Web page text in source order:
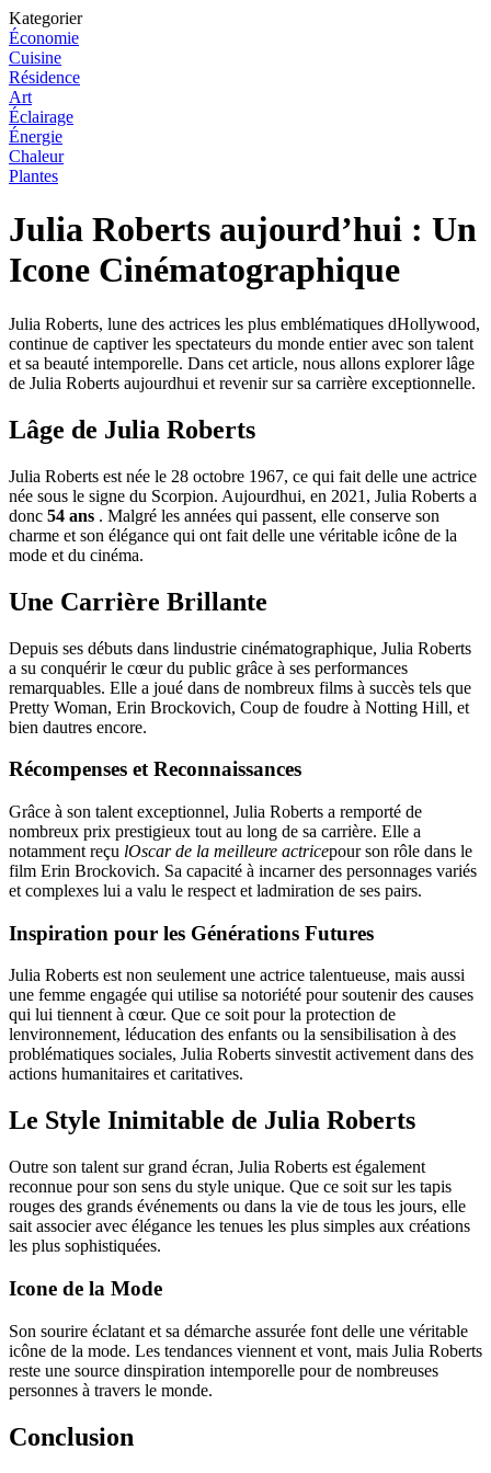
Kategorier
Économie
Cuisine
Résidence
Art
Éclairage
Énergie
Chaleur
Plantes
Julia Roberts aujourd’hui : Un
Icone Cinématographique
Julia Roberts, lune des actrices les plus emblématiques dHollywood,
continue de captiver les spectateurs du monde entier avec son talent
et sa beauté intemporelle. Dans cet article, nous allons explorer lâge
de Julia Roberts aujourdhui et revenir sur sa carrière exceptionnelle.
Lâge de Julia Roberts
Julia Roberts est née le 28 octobre 1967, ce qui fait delle une actrice
née sous le signe du Scorpion. Aujourdhui, en 2021, Julia Roberts a
donc 54 ans . Malgré les années qui passent, elle conserve son
charme et son élégance qui ont fait delle une véritable icône de la
mode et du cinéma.
Une Carrière Brillante
Depuis ses débuts dans lindustrie cinématographique, Julia Roberts
a su conquérir le cœur du public grâce à ses performances
remarquables. Elle a joué dans de nombreux films à succès tels que
Pretty Woman, Erin Brockovich, Coup de foudre à Notting Hill, et
bien dautres encore.
Récompenses et Reconnaissances
Grâce à son talent exceptionnel, Julia Roberts a remporté de
nombreux prix prestigieux tout au long de sa carrière. Elle a
notamment reçu lOscar de la meilleure actricepour son rôle dans le
film Erin Brockovich. Sa capacité à incarner des personnages variés
et complexes lui a valu le respect et ladmiration de ses pairs.
Inspiration pour les Générations Futures
Julia Roberts est non seulement une actrice talentueuse, mais aussi
une femme engagée qui utilise sa notoriété pour soutenir des causes
qui lui tiennent à cœur. Que ce soit pour la protection de
lenvironnement, léducation des enfants ou la sensibilisation à des
problématiques sociales, Julia Roberts sinvestit activement dans des
actions humanitaires et caritatives.
Le Style Inimitable de Julia Roberts
Outre son talent sur grand écran, Julia Roberts est également
reconnue pour son sens du style unique. Que ce soit sur les tapis
rouges des grands événements ou dans la vie de tous les jours, elle
sait associer avec élégance les tenues les plus simples aux créations
les plus sophistiquées.
Icone de la Mode
Son sourire éclatant et sa démarche assurée font delle une véritable
icône de la mode. Les tendances viennent et vont, mais Julia Roberts
reste une source dinspiration intemporelle pour de nombreuses
personnes à travers le monde.
Conclusion